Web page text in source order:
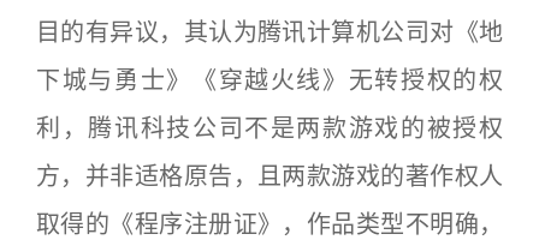
目的有异议，其认为腾讯计算机公司对《地
下城与勇士》《穿越火线》无转授权的权
利，腾讯科技公司不是两款游戏的被授权
方，并非适格原告，且两款游戏的著作权人
取得的《程序注册证》，作品类型不明确，